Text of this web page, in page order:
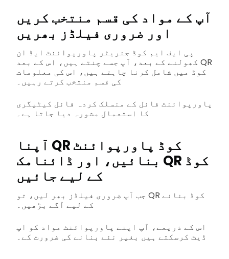
آپ کے مواد کی قسم منتخب کریں
اور ضروری فیلڈز بھریں
پی ایف ایم کوڈ جنریٹر پاورپوائنٹ ایڈ ان
کھولنے کے بعد، آپ جسے چنتے ہیں، اس کے بعد QR
کوڈ میں شامل کرنا چاہتے ہیں، اس کی معلومات
کی قسم منتخب کرتے رہیں۔
پاورپوائنٹ فائل کے منسلک کردہ فائل کیٹیگری
کا استعمال مشورہ دیا جاتا ہے۔
آپنا QR کوڈ پاورپوائنٹ
بنائیں، اور ڈائنامک QR کوڈ
کے لیے جائیں
جب آپ ضروری فیلڈز بھر لیں، تو QR کوڈ بنانے
کے لیے آگے بڑھیں۔
اس کے ذریعے، آپ اپنے پاورپوائنٹ مواد کو اپ
ڈیٹ کرسکتے ہیں بغیر نئے بنانے کی ضرورت کے۔